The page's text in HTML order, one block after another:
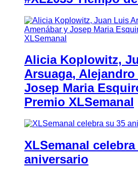
Alicia Koplowitz,
Arsuaga, Alejandro
Josep Maria
Premio XLSemanal
XLSemanal
aniversario